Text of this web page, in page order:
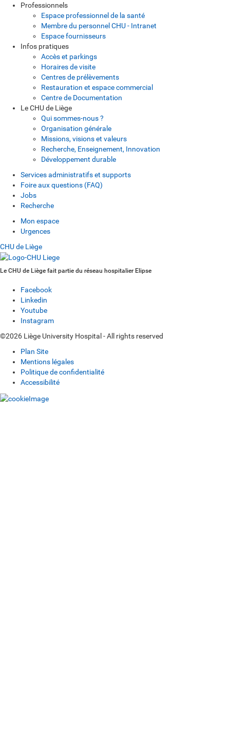
Professionnels
Espace professionnel de la santé
Membre du personnel CHU - Intranet
Espace fournisseurs
Infos pratiques
Accès et parkings
Horaires de visite
Centres de prélèvements
Restauration et espace commercial
Centre de Documentation
Le CHU de Liège
Qui sommes-nous ?
Organisation générale
Missions, visions et valeurs
Recherche, Enseignement, Innovation
Développement durable
Services administratifs et supports
Foire aux questions (FAQ)
Jobs
Recherche
Mon espace
Urgences
CHU de Liège
Le CHU de Liège fait partie du réseau hospitalier Elipse
Facebook
Linkedin
Youtube
Instagram
©2026 Liège University Hospital - All rights reserved
Plan Site
Mentions légales
Politique de confidentialité
Accessibilité